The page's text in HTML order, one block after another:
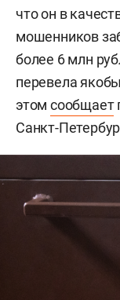
что он в
мошенников
более 6 млн
перевела
этом сообщает
Санкт-